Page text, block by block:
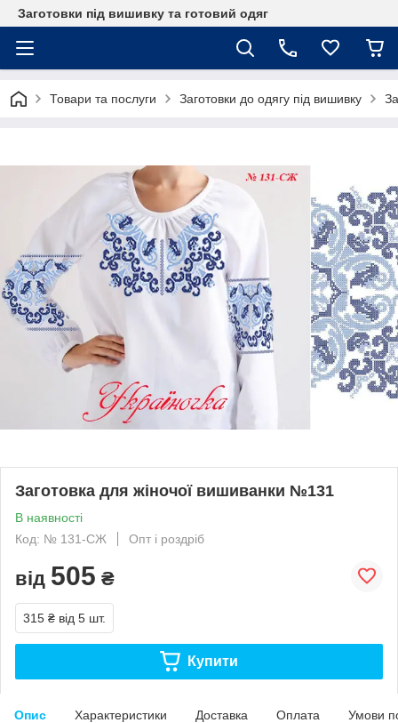
Заготовки під вишивку та готовий одяг
Товари та послуги Заготовки до одягу під вишивку
Заготовка для жіночої вишиванки №131
В наявності
Код: № 131-СЖ
Опт і роздріб
від 505 ₴
315 ₴ від 5 шт.
Купити
Опис Характеристики Доставка Оплата Умови